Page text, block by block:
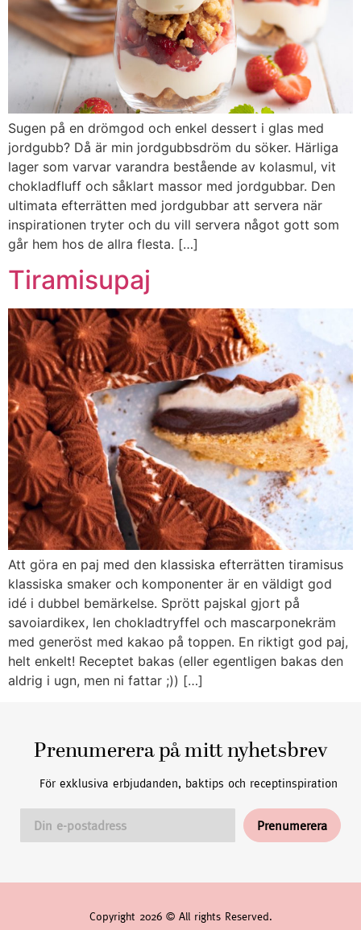
Sugen på en drömgod och enkel dessert i glas med
jordgubb? Då är min jordgubbsdröm du söker. Härliga
lager som varvar varandra bestående av kolasmul, vit
chokladfluff och såklart massor med jordgubbar. Den
ultimata efterrätten med jordgubbar att servera när
inspirationen tryter och du vill servera något gott som
går hem hos de allra flesta. […]
Tiramisupaj
Att göra en paj med den klassiska efterrätten tiramisus
klassiska smaker och komponenter är en väldigt god
idé i dubbel bemärkelse. Sprött pajskal gjort på
savoiardikex, len chokladtryffel och mascarponekräm
med generöst med kakao på toppen. En riktigt god paj,
helt enkelt! Receptet bakas (eller egentligen bakas den
aldrig i ugn, men ni fattar ;)) […]
Prenumerera på mitt nyhetsbrev
För exklusiva erbjudanden, baktips och receptinspiration
Copyright 2026 © All rights Reserved.